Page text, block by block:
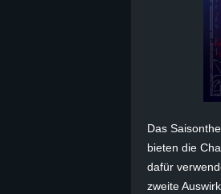
t
e
Das
bieten die
dafür
zweite